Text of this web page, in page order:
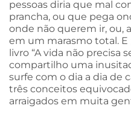
pessoas diria que mal
prancha, ou que pega
onde não querem ir, ou,
em um marasmo total. E
livro “A vida não precisa
compartilho uma
surfe com o dia a dia de
três conceitos
arraigados em muita